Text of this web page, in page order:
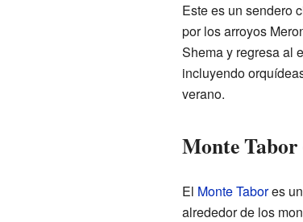
Este es un sendero
por los arroyos
Shema y regresa al
incluyendo
verano.
Monte
El Monte Tabores
alrededor de los